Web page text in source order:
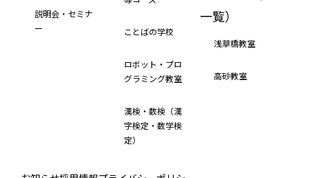
説明会・セミナ
ー
ことばの学校
ロボット・プロ
グラミング教室
漢検・数検（漢
字検定・数学検
定）
一覧）
浅草橋教室
高砂教室